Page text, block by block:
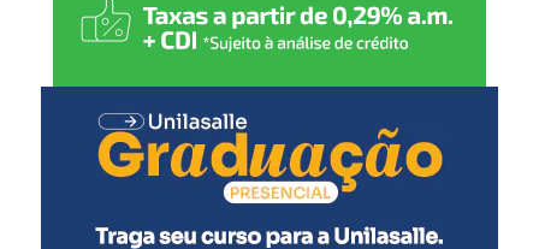
A secretária-adjunta de Projetos e Captação de Recursos,
Jerusa Mattos, detalhou as intervenções previstas.
“Serão realizadas reformas
para qualificar o pátio